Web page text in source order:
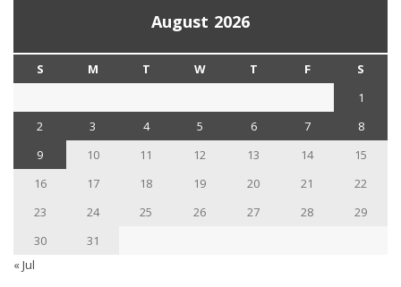
August 2026
S M T W T F
S
1
2
3 4 5 6 7
8
9
10 11 12 13 14
15
16
17 18 19 20 21
22
23
24 25 26 27 28
29
30
31
« Jul